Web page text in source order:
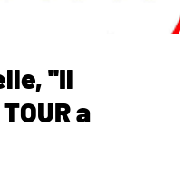
''Il
a